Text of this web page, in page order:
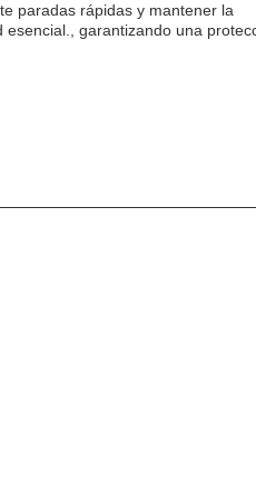
paradas rápidas y mantener la
garantizando una